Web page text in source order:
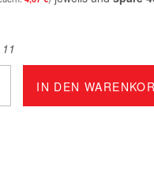
11
IN DEN